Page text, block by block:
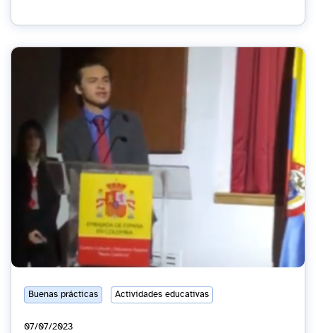
07/07/2023
Buenas prácticas Actividades educativas